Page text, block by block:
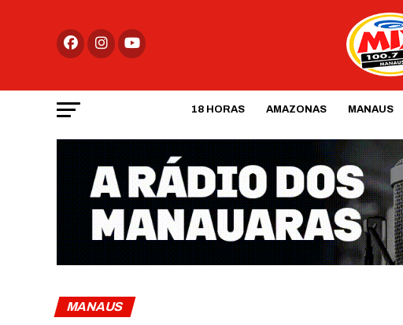
18 HORAS AMAZONAS MANAUS
MANAUS